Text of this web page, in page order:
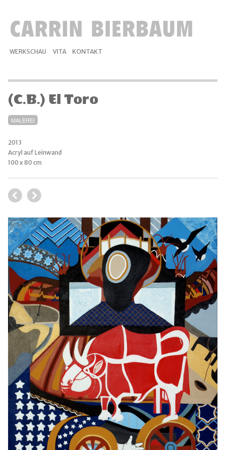
WERKSCHAU VITA KONTAKT
(C.B.) El Toro
MALEREI
2013
Acryl auf Leinwand
100 x 80 cm